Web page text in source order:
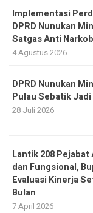
Implementasi
DPRD Nunukan
Satgas Anti
4 Agustus 2026
DPRD Nunukan
Pulau Sebatik
28 Juli 2026
Lantik 208
dan Fungsional,
Evaluasi Kinerja
Bulan
7 April 2026